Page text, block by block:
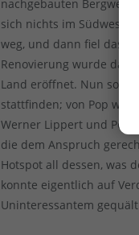
nachgebauten
sich nichts im
weg, und dann fiel das
Renovierung wurde
Land eröffnet. Nun
stattfinden; von Pop war
Werner Lippert und
die dem Anspruch
Hotspot all dessen, was
konnte eigentlich auf
Uninteressantem